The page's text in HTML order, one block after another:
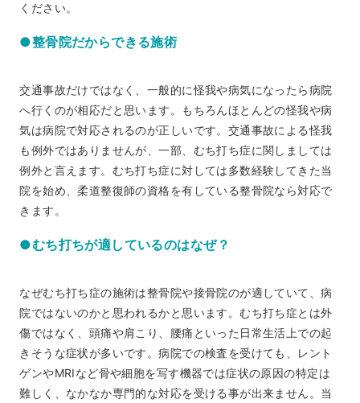
ください。
●整骨院だからできる施術
交通事故だけではなく、一般的に怪我や病気になったら病院
へ行くのが相応だと思います。もちろんほとんどの怪我や病
気は病院で対応されるのが正しいです。交通事故による怪我
も例外ではありませんが、一部、むち打ち症に関しましては
例外と言えます。むち打ち症に対しては多数経験してきた当
院を始め、柔道整復師の資格を有している整骨院なら対応で
きます。
●むち打ちが適しているのはなぜ？
なぜむち打ち症の施術は整骨院や接骨院のが適していて、病
院ではないのかと思われるかと思います。むち打ち症とは外
傷ではなく、頭痛や肩こり、腰痛といった日常生活上での起
きそうな症状が多いです。病院での検査を受けても、レント
ゲンやMRIなど骨や細胞を写す機器では症状の原因の特定は
難しく、なかなか専門的な対応を受ける事が出来ません。当